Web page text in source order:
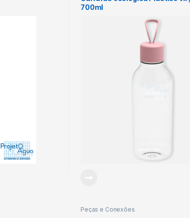
700ml
Peças e Conexões